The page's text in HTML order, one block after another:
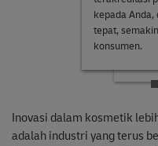
kepada
tepat,
konsumen.
dengan
sesuatu
Inovasi dalam kosmetik
adalah industri yang terus